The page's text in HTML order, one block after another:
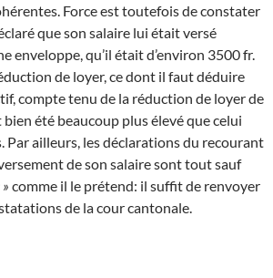
Force est toutefois de constater
que son salaire lui était versé
enveloppe, qu’il était d’environ 3500 fr.
de loyer, ce dont il faut déduire
compte tenu de la réduction de loyer de
été beaucoup plus élevé que celui
Par ailleurs, les déclarations du recourant
de son salaire sont tout sauf
comme il le prétend: il suffit de renvoyer
de la cour cantonale.